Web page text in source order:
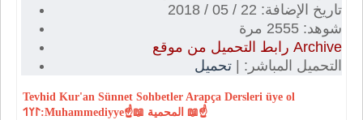
تاريخ الإضافة: 22 / 05 / 2018
شوهد: 2555 مرة
رابط التحميل من موقع Archive
التحميل المباشر: |تحميل
Tevhid Kur'an Sünnet Sohbetler Arapça Dersleri üye ol
𐰃𐰠𐰯:Muhammediyye☝📖 المحمية 📖☝